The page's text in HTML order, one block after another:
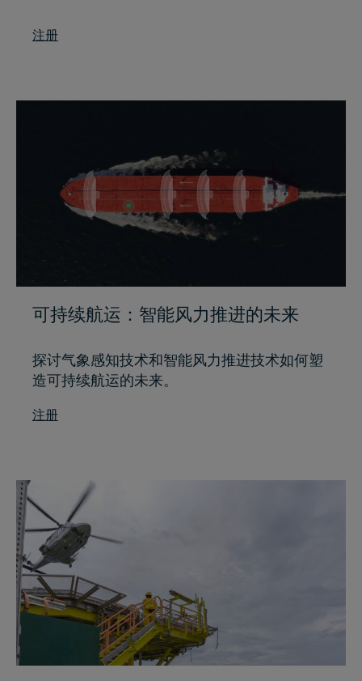
注册
可持续航运：智能风力推进的未来
探讨气象感知技术和智能风力推进技术如何塑
造可持续航运的未来。
注册